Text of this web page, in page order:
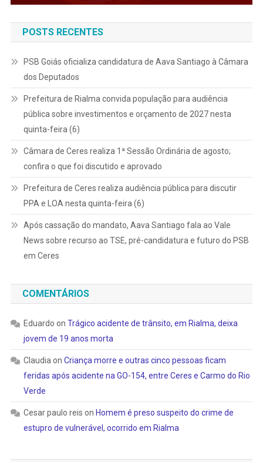
POSTS RECENTES
PSB Goiás oficializa candidatura de Aava Santiago à Câmara
dos Deputados
Prefeitura de Rialma convida população para audiência
pública sobre investimentos e orçamento de 2027 nesta
quinta-feira (6)
Câmara de Ceres realiza 1ª Sessão Ordinária de agosto;
confira o que foi discutido e aprovado
Prefeitura de Ceres realiza audiência pública para discutir
PPA e LOA nesta quinta-feira (6)
Após cassação do mandato, Aava Santiago fala ao Vale
News sobre recurso ao TSE, pré-candidatura e futuro do PSB
em Ceres
COMENTÁRIOS
Eduardo on Trágico acidente de trânsito, em Rialma, deixa
jovem de 19 anos morta
Claudia on Criança morre e outras cinco pessoas ficam
feridas após acidente na GO-154, entre Ceres e Carmo do Rio
Verde
Cesar paulo reis on Homem é preso suspeito do crime de
estupro de vulnerável, ocorrido em Rialma